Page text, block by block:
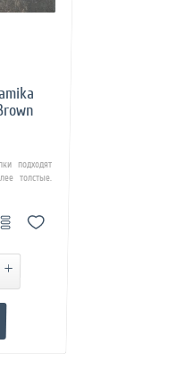
подходят
толстые.